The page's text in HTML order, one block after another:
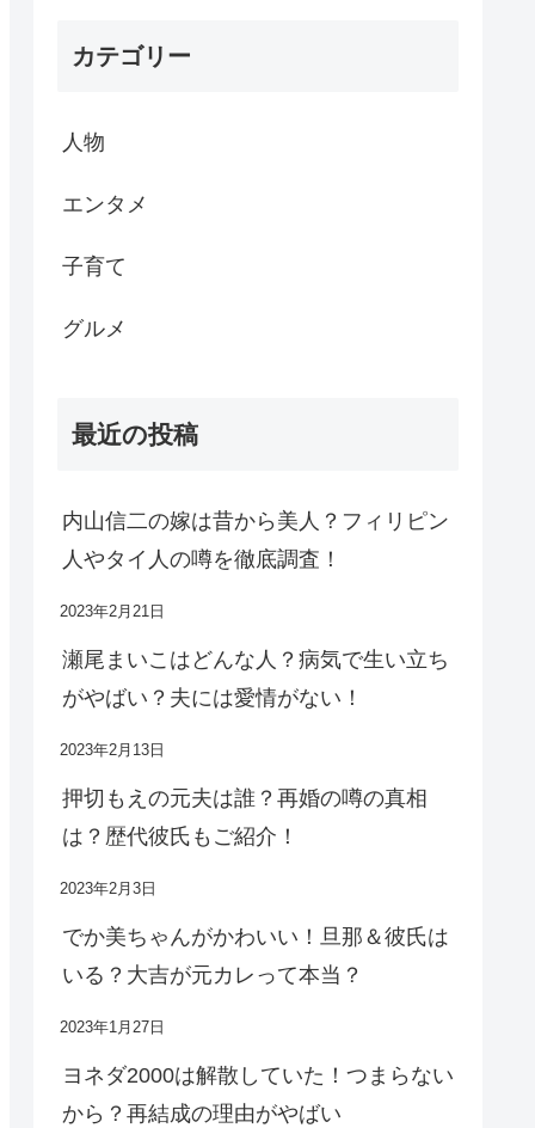
カテゴリー
人物
エンタメ
子育て
グルメ
最近の投稿
内山信二の嫁は昔から美人？フィリピン
人やタイ人の噂を徹底調査！
2023年2月21日
瀬尾まいこはどんな人？病気で生い立ち
がやばい？夫には愛情がない！
2023年2月13日
押切もえの元夫は誰？再婚の噂の真相
は？歴代彼氏もご紹介！
2023年2月3日
でか美ちゃんがかわいい！旦那＆彼氏は
いる？大吉が元カレって本当？
2023年1月27日
ヨネダ2000は解散していた！つまらない
から？再結成の理由がやばい